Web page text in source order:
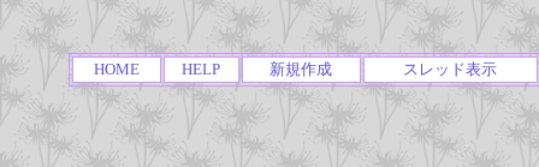
HOME HELP 新規作成 スレッド表示